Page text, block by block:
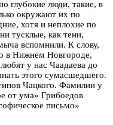
глубокие люди, такие, в
окружают их по
хотя и неплохие по
тусклые, как тени,
вспомнили. К слову,
в Нижнем Новгороде,
у нас Чаадаева до
этого сумасшедшего.
Чацкого. Фамилии у
от ума» Грибоедов
письмо»